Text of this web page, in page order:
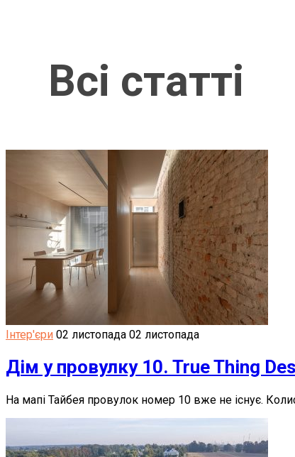
Всі статті
Інтер'єри 02 листопада 02 листопада
Дім у провулку 10. True Thing
На мапі Тайбея провулок номер 10 вже не існує.